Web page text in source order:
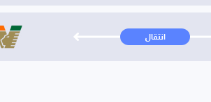
انتقال